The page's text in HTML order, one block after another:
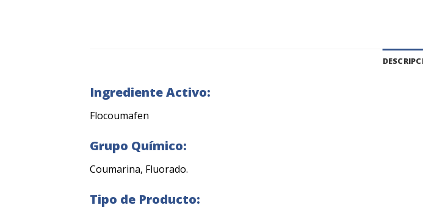
Ingrediente Activo:
Flocoumafen
Grupo Químico:
Coumarina, Fluorado.
Tipo de Producto: